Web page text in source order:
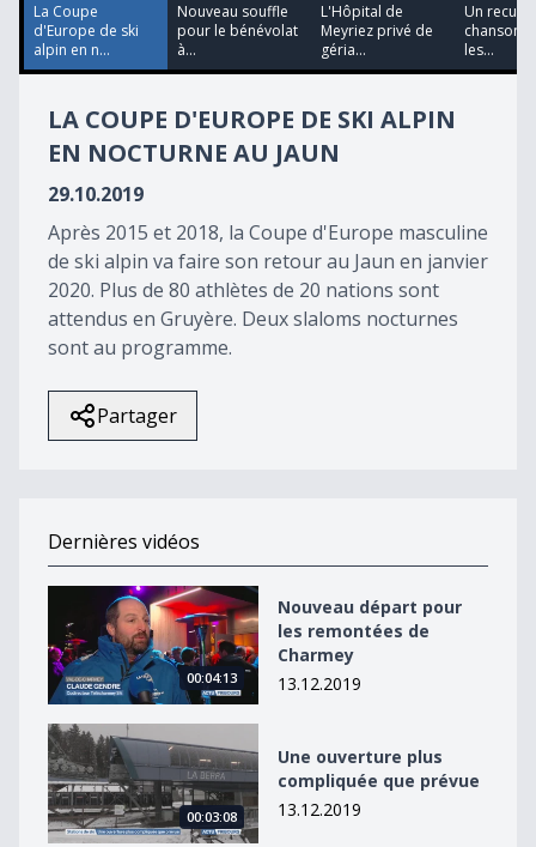
43
seconds
La Coupe
d'Europe de ski
alpin en n...
Nouveau souffle
pour le bénévolat
à...
L'Hôpital de
Meyriez privé de
géria...
Un
chansons
les...
LA COUPE D'EUROPE DE SKI ALPIN
EN NOCTURNE AU JAUN
29.10.2019
Après 2015 et 2018, la Coupe d'Europe masculine
de ski alpin va faire son retour au Jaun en janvier
2020. Plus de 80 athlètes de 20 nations sont
attendus en Gruyère. Deux slaloms nocturnes
sont au programme.
Partager
Dernières vidéos
Nouveau départ pour les remontées de Charmey
00:04:13
Nouveau départ pour
les remontées de
Charmey
13.12.2019
Une ouverture plus compliquée que prévue
00:03:08
Une ouverture plus
compliquée que prévue
13.12.2019